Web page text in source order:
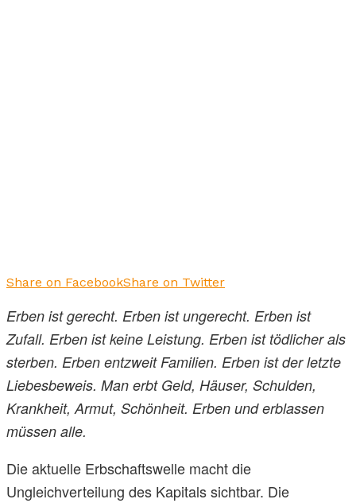
Share on FacebookShare on Twitter
Erben ist gerecht. Erben ist ungerecht. Erben ist
Zufall. Erben ist keine Leistung. Erben ist tödlicher als
sterben. Erben entzweit Familien. Erben ist der letzte
Liebesbeweis. Man erbt Geld, Häuser, Schulden,
Krankheit, Armut, Schönheit. Erben und erblassen
müssen alle.
Die aktuelle Erbschaftswelle macht die
Ungleichverteilung des Kapitals sichtbar. Die